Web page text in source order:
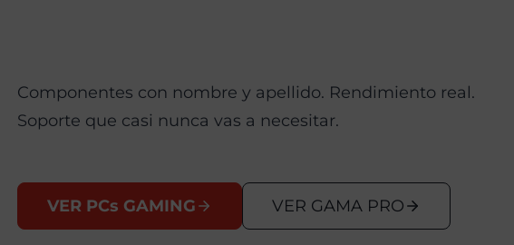
Componentes con nombre y apellido. Rendimiento real.
Soporte que casi nunca vas a necesitar.
VER PCs GAMING VER GAMA PRO